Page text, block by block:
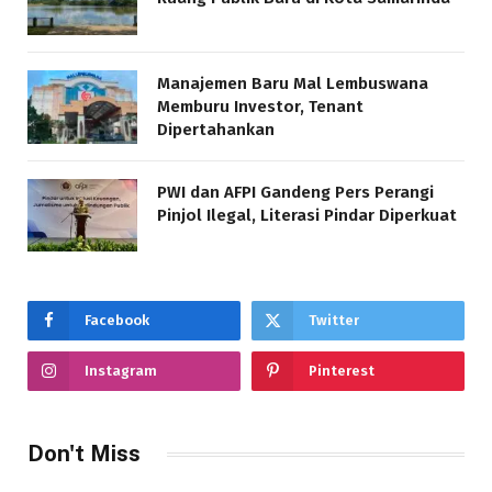
Manajemen Baru Mal Lembuswana
Memburu Investor, Tenant
Dipertahankan
PWI dan AFPI Gandeng Pers Perangi
Pinjol Ilegal, Literasi Pindar Diperkuat
Facebook Twitter
Instagram Pinterest
Don't Miss